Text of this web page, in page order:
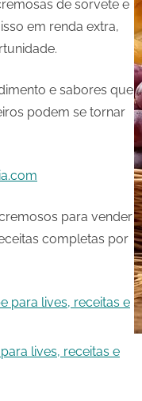
de sorvete e
em renda extra,
e sabores que
podem se tornar
para vender
completas por
para lives, receitas e
lives, receitas e